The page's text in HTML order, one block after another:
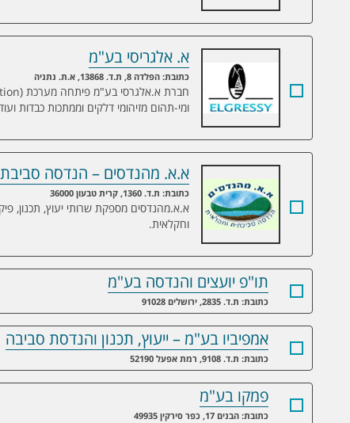
א. אלגריסי בע"מ
א. אלגריסי בע"מ
כתובת: הפלדה 8, ת.ד. 13868, א.ת. נתניה
ומי-תהום מזיהומי דלקים וממתכות כבדות
א.א. מהנדסים – הנדסה סביבתית
א.א. מהנדסים – הנדסה
כתובת: ת.ד. 1360, קרית טבעון 36000
א.א.מהנדסים מספקת שרותי יעוץ, תכנון,
וחקלאית.
תו"פ יועצים והנדסה בע"מ
כתובת: ת.ד. 2835, ירושלים 91028
אמפיביו בע"מ – ייעוץ, תכנון והנדסת סביבה
כתובת: ת.ד. 9108, רמת אפעל 52190
פמקו בע"מ
כתובת: הבנים 17, כפר סירקין 49935